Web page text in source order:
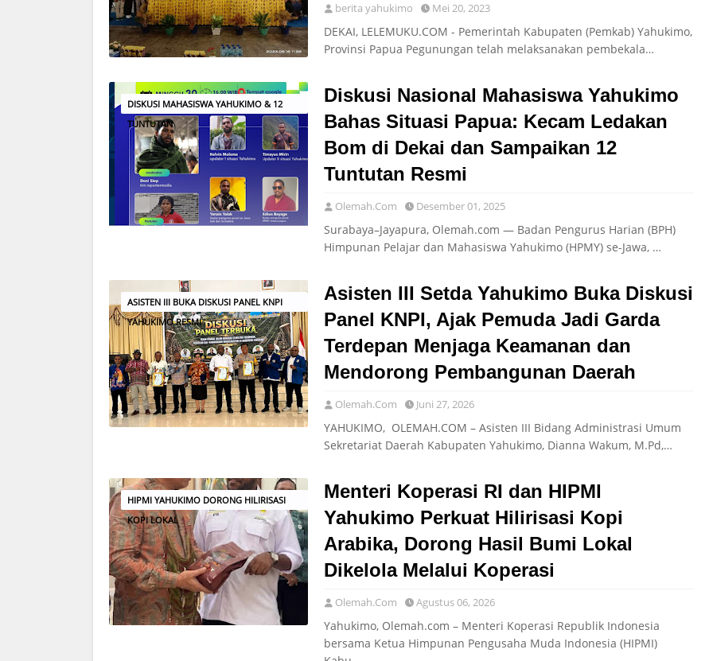
berita yahukimo Mei 20, 2023
DEKAI, LELEMUKU.COM - Pemerintah Kabupaten (Pemkab) Yahukimo,
Provinsi Papua Pegunungan telah melaksanakan pembekala…
DISKUSI MAHASISWA YAHUKIMO & 12
TUNTUTAN
Diskusi Nasional Mahasiswa Yahukimo
Bahas Situasi Papua: Kecam Ledakan
Bom di Dekai dan Sampaikan 12
Tuntutan Resmi
Olemah.Com Desember 01, 2025
Surabaya–Jayapura, Olemah.com — Badan Pengurus Harian (BPH)
Himpunan Pelajar dan Mahasiswa Yahukimo (HPMY) se-Jawa, …
ASISTEN III BUKA DISKUSI PANEL KNPI
YAHUKIMO RESMI
Asisten III Setda Yahukimo Buka Diskusi
Panel KNPI, Ajak Pemuda Jadi Garda
Terdepan Menjaga Keamanan dan
Mendorong Pembangunan Daerah
Olemah.Com Juni 27, 2026
YAHUKIMO, OLEMAH.COM – Asisten III Bidang Administrasi Umum
Sekretariat Daerah Kabupaten Yahukimo, Dianna Wakum, M.Pd,…
HIPMI YAHUKIMO DORONG HILIRISASI
KOPI LOKAL
Menteri Koperasi RI dan HIPMI
Yahukimo Perkuat Hilirisasi Kopi
Arabika, Dorong Hasil Bumi Lokal
Dikelola Melalui Koperasi
Olemah.Com Agustus 06, 2026
Yahukimo, Olemah.com – Menteri Koperasi Republik Indonesia
bersama Ketua Himpunan Pengusaha Muda Indonesia (HIPMI)